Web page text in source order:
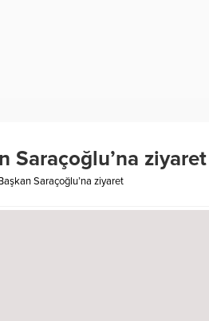
Saraçoğlu’na ziyaret
Saraçoğlu’na ziyaret